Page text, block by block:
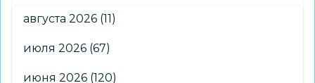
августа 2026 (11)
июля 2026 (67)
июня 2026 (120)